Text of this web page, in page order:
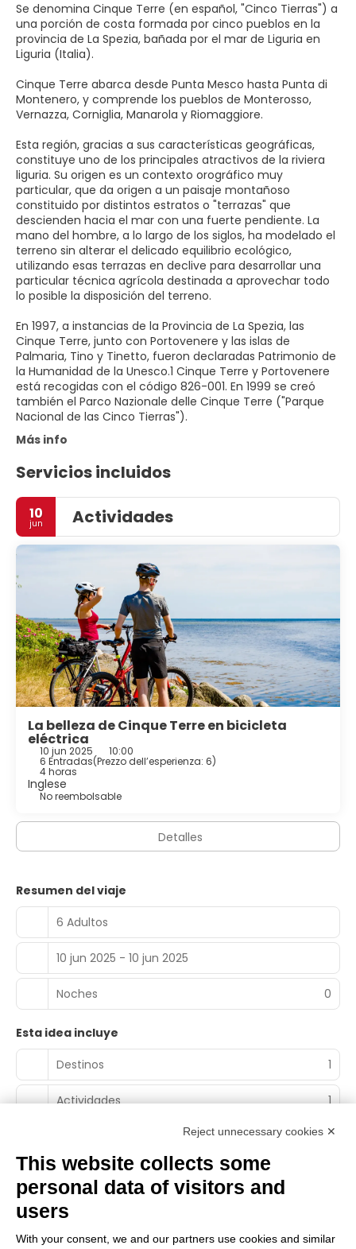
Se denomina Cinque Terre (en español, "Cinco Tierras") a
una porción de costa formada por cinco pueblos en la
provincia de La Spezia, bañada por el mar de Liguria en
Liguria (Italia).
Cinque Terre abarca desde Punta Mesco hasta Punta di
Montenero, y comprende los pueblos de Monterosso,
Vernazza, Corniglia, Manarola y Riomaggiore.
Esta región, gracias a sus características geográficas,
constituye uno de los principales atractivos de la riviera
liguria. Su origen es un contexto orográfico muy
particular, que da origen a un paisaje montañoso
constituido por distintos estratos o "terrazas" que
descienden hacia el mar con una fuerte pendiente. La
mano del hombre, a lo largo de los siglos, ha modelado el
terreno sin alterar el delicado equilibrio ecológico,
utilizando esas terrazas en declive para desarrollar una
particular técnica agrícola destinada a aprovechar todo
lo posible la disposición del terreno.
En 1997, a instancias de la Provincia de La Spezia, las
Cinque Terre, junto con Portovenere y las islas de
Palmaria, Tino y Tinetto, fueron declaradas Patrimonio de
la Humanidad de la Unesco.1 Cinque Terre y Portovenere
está recogidas con el código 826-001. En 1999 se creó
también el Parco Nazionale delle Cinque Terre ("Parque
Nacional de las Cinco Tierras").
Más info
Servicios incluidos
10
jun Actividades
La belleza de Cinque Terre en bicicleta
eléctrica
10 jun 2025 10:00
6 Entradas(Prezzo dell’esperienza: 6)
4 horas
Inglese
No reembolsable
Detalles
Resumen del viaje
6 Adultos
10 jun 2025 - 10 jun 2025
Noches 0
Esta idea incluye
Destinos
1
Actividades 1
Main Partner
Reject unnecessary cookies ✕
This website collects some
personal data of visitors and
users
With your consent, we and our partners use cookies and similar